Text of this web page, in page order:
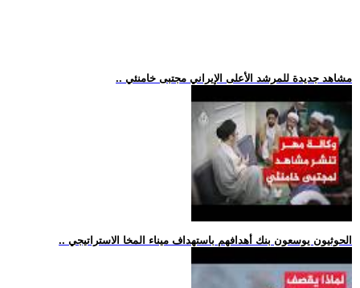
.. مشاهد جديدة للمرشد الأعلى الإيراني مجتبى خامنئي
.. الحوثيون يوسعون بنك أهدافهم باستهداف ميناء المخا الاستراتيجي